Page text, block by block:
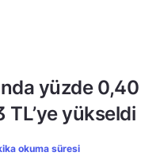
yüzde 0,40
yükseldi
okuma süresi